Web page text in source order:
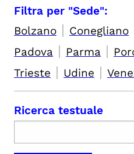
Filtra per "Sede":
Bolzano | Conegliano
Padova | Parma |
Trieste | Udine |
Ricerca testuale